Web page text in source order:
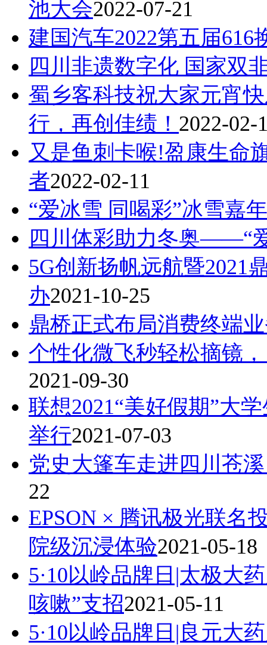
池大会2022-07-21
建国汽车2022第五届616
四川非遗数字化 国家双
蜀乡客科技祝大家元宵
行，再创佳绩！ 2022-02-
又是鱼刺卡喉!盈康生命
者2022-02-11
“爱冰雪 同喝彩”冰雪嘉
四川体彩助力冬奥——“
5G创新扬帆远航暨2021
办2021-10-25
鼎桥正式布局消费终端
个性化微飞秒轻松摘镜
2021-09-30
联想2021“美好假期”大
举行2021-07-03
党史大篷车走进四川苍
22
EPSON × 腾讯极光联名
院级沉浸体验2021-05-18
5·10以岭品牌日|太极大
咳嗽”支招2021-05-11
5·10以岭品牌日|良元大